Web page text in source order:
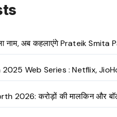
नाम, अब कहलाएंगे Prateik Smita
Web Series : Netflix,
2026: करोड़ों की मालकिन और